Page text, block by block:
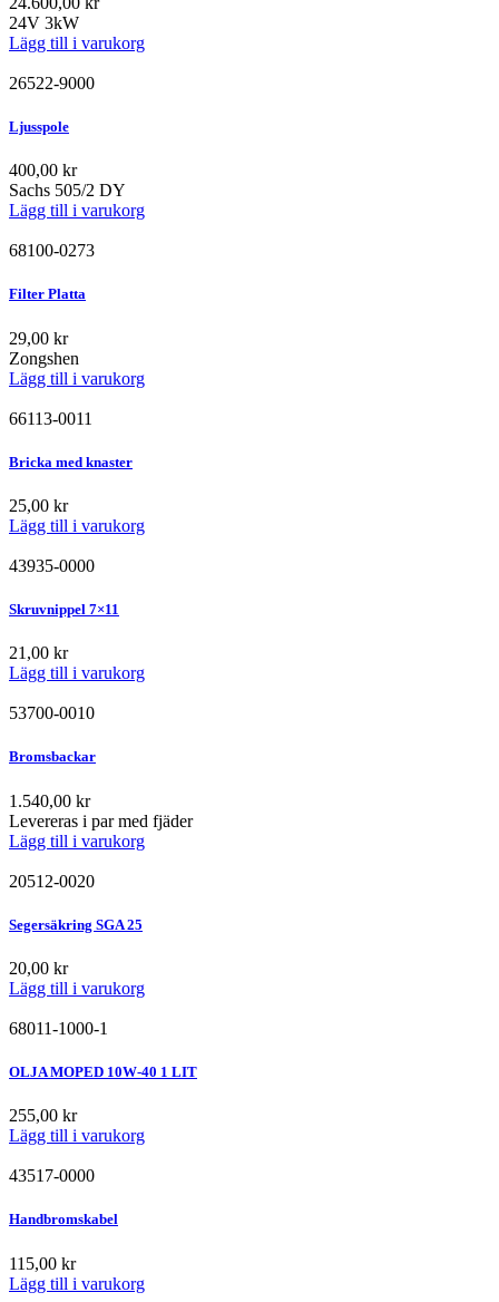
24V 3kW
Lägg till i varukorg
26522-9000
Ljusspole
400,00 kr
Sachs 505/2 DY
Lägg till i varukorg
68100-0273
Filter Platta
29,00 kr
Zongshen
Lägg till i varukorg
66113-0011
Bricka med knaster
25,00 kr
Lägg till i varukorg
43935-0000
Skruvnippel 7×11
21,00 kr
Lägg till i varukorg
53700-0010
Bromsbackar
1.540,00 kr
Levereras i par med fjäder
Lägg till i varukorg
20512-0020
Segersäkring SGA 25
20,00 kr
Lägg till i varukorg
68011-1000-1
OLJA MOPED 10W-40 1 LIT
255,00 kr
Lägg till i varukorg
43517-0000
Handbromskabel
115,00 kr
Lägg till i varukorg